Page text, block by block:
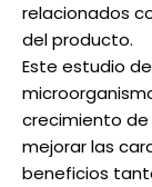
relacionados
del producto.
Este estudio
crecimiento
mejorar las
beneficios